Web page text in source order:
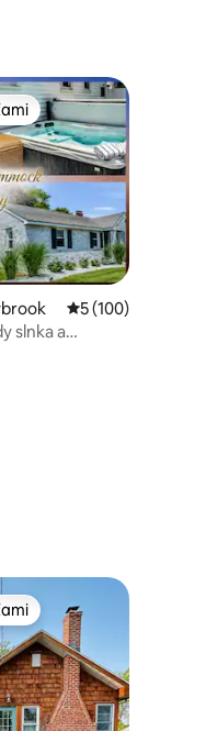
224
Priemerné
5 (100)
slnka a